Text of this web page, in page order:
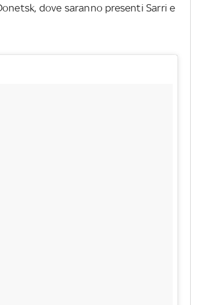
dove saranno presenti Sarri e